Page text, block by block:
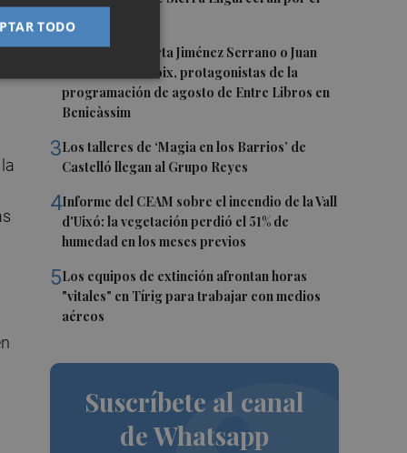
incendio
2Juan Tallón, Marta Jiménez Serrano o Juan
Evaristo Valls Boix, protagonistas de la
programación de agosto de Entre Libros en
Benicàssim
3Los talleres de ‘Magia en los Barrios’ de
Castelló llegan al Grupo Reyes
4Informe del CEAM sobre el incendio de la Vall
d'Uixó: la vegetación perdió el 51% de
humedad en los meses previos
5Los equipos de extinción afrontan horas
"vitales" en Tírig para trabajar con medios
aéreos
Suscríbete al canal
de Whatsapp
TODO